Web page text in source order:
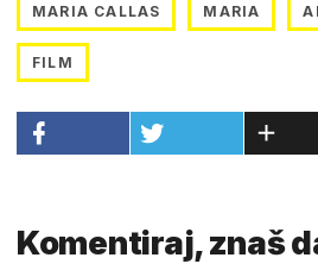
MARIA CALLAS MARIA
FILM
Komentiraj, znaš